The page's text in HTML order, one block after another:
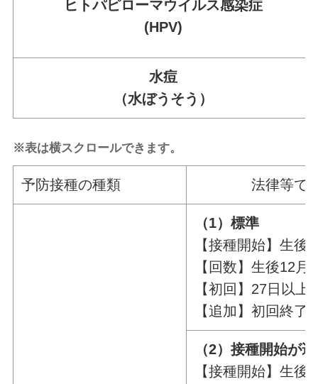
ヒトパピローマウイルス感染症
(HPV)
水痘
（水ぼうそう）
※表は横スクロールできます。
予防接種の種類 法律
（1）標準
【接種開始】生
【回数】生後12
【初回】27日以
【追加】初回終
（2）接種開始が
【接種開始】生